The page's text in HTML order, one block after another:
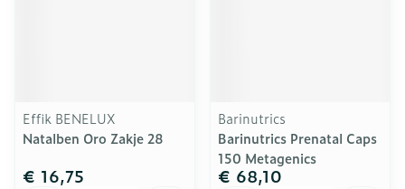
Effik BENELUX
Natalben Oro Zakje 28
€ 16,75
Barinutrics
Barinutrics Prenatal Caps
150 Metagenics
€ 68,10